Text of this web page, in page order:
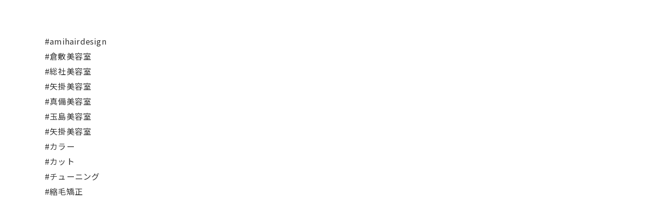
#amihairdesign
#倉敷美容室
#総社美容室
#矢掛美容室
#真備美容室
#玉島美容室
#矢掛美容室
#カラー
#カット
#チューニング
#縮毛矯正